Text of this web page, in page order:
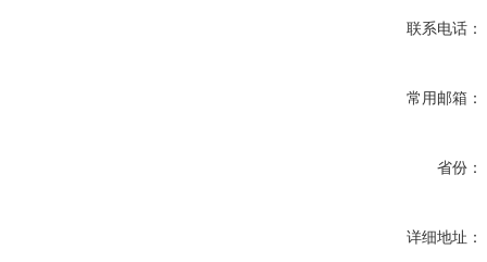
联系电话：
常用邮箱：
省份：
详细地址：